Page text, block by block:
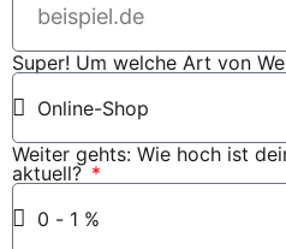
Super! Um welche Art von
Weiter gehts: Wie hoch ist
aktuell?